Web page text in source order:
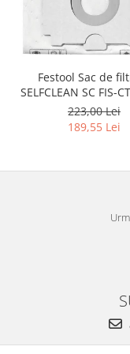
Cap de rindeluire
Cutit spirala
Alte accesorii
Menghine, cleme şi
Accesorii pentru
Talpă de şlefuire şi
Festool Sac de
SELFCLEAN SC FIS-
223,00 Lei
189,55 Lei